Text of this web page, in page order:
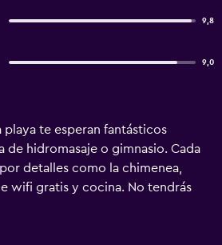
9,8
9,0
playa te esperan fantásticos
de hidromasaje o gimnasio. Cada
detalles como la chimenea,
wifi gratis y cocina. No tendrás
al televisión de pantalla plana
que se suma a la comodidad de